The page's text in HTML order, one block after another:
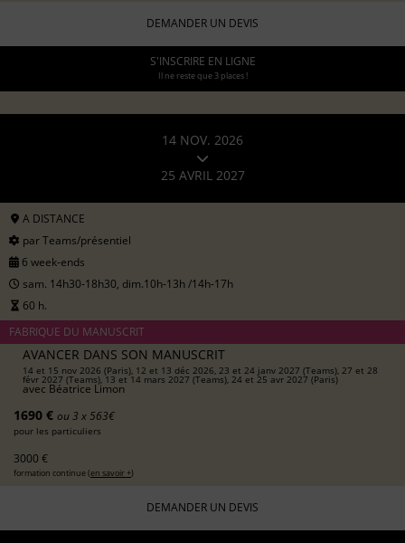
DEMANDER UN DEVIS
S'INSCRIRE EN LIGNE
Il ne reste que 3 places !
14 NOV. 2026
25 AVRIL 2027
A DISTANCE
par Teams/présentiel
6 week-ends
sam. 14h30-18h30, dim.10h-13h /14h-17h
60 h.
FABRIQUE DU MANUSCRIT
AVANCER DANS SON MANUSCRIT
14 et 15 nov 2026 (Paris), 12 et 13 déc 2026, 23 et 24 janv 2027 (Teams), 27 et 28
févr 2027 (Teams), 13 et 14 mars 2027 (Teams), 24 et 25 avr 2027 (Paris)
avec Béatrice Limon
1690 € ou 3 x 563€
pour les particuliers
3000 €
formation continue (en savoir +)
DEMANDER UN DEVIS